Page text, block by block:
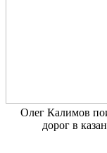
Олег Калимов
дорог в